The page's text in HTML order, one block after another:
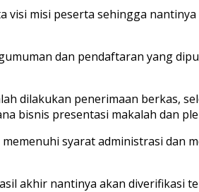
misi peserta sehingga
dan pendaftaran yang
dilakukan penerimaan berkas,
bisnis presentasi makalah dan
syarat administrasi dan
akhir nantinya akan diverifikasi